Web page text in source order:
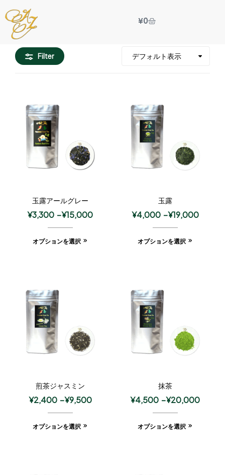
¥0
Filter
玉露アールグレー
¥3,300 –¥15,000
オプションを選択
玉露
¥4,000 –¥19,000
オプションを選択
煎茶ジャスミン
¥2,400 –¥9,500
オプションを選択
抹茶
¥4,500 –¥20,000
オプションを選択